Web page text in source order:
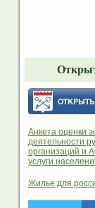
Анкета оценки
деятельности
организаций и
услуги
Жилье для